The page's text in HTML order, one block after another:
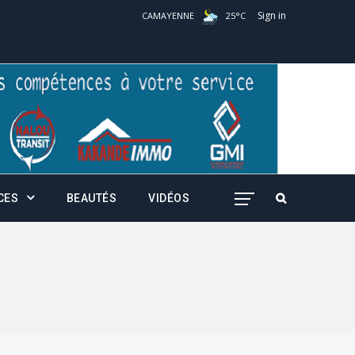
CAMAYENNE 25°C Sign in
BEAUTÉS VIDÉOS